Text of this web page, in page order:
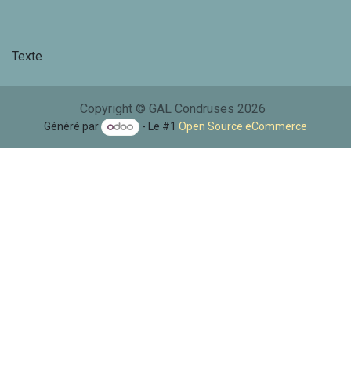
Texte
Copyright © GAL Condruses 2026
Généré par - Le #1 Open Source eCommerce